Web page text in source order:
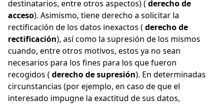
destinatarios, entre otros aspectos) ( derecho de
acceso). Asimismo, tiene derecho a solicitar la
rectificación de los datos inexactos ( derecho de
rectificación), así como la supresión de los mismos
cuando, entre otros motivos, estos ya no sean
necesarios para los fines para los que fueron
recogidos ( derecho de supresión). En determinadas
circunstancias (por ejemplo, en caso de que el
interesado impugne la exactitud de sus datos,